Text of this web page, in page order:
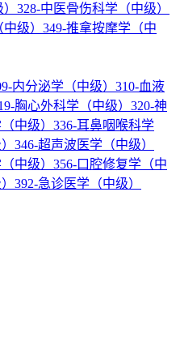
328-中医骨伤科学（中级）
级） 349-推拿按摩学（中
内分泌学（中级） 310-血液
胸心外科学（中级） 320-神
中级） 336-耳鼻咽喉科学
346-超声波医学（中级）
中级） 356-口腔修复学（中
392-急诊医学（中级）